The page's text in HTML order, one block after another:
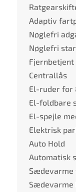
Adaptiv
Nøglefri
Nøglefri
Centrallås
El-ruder for
El-foldbare
El-spejle
Elektrisk
Auto Hold
Automatisk
Sædevarme
Sædevarme